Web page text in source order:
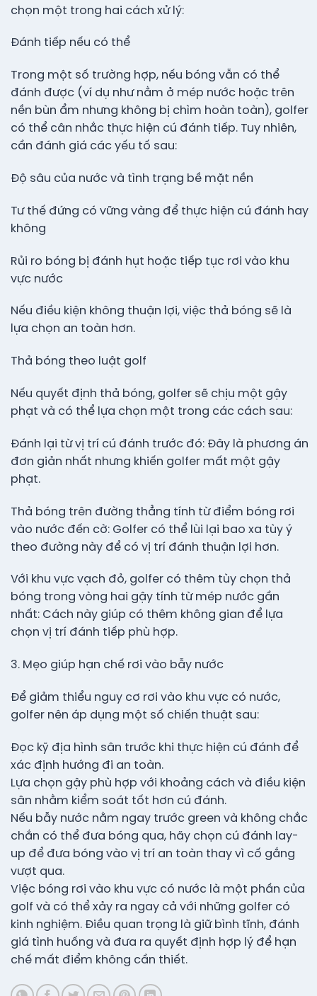
chọn một trong hai cách xử lý:
Đánh tiếp nếu có thể
Trong một số trường hợp, nếu bóng vẫn có thể
đánh được (ví dụ như nằm ở mép nước hoặc trên
nền bùn ẩm nhưng không bị chìm hoàn toàn), golfer
có thể cân nhắc thực hiện cú đánh tiếp. Tuy nhiên,
cần đánh giá các yếu tố sau:
Độ sâu của nước và tình trạng bề mặt nền
Tư thế đứng có vững vàng để thực hiện cú đánh hay
không
Rủi ro bóng bị đánh hụt hoặc tiếp tục rơi vào khu
vực nước
Nếu điều kiện không thuận lợi, việc thả bóng sẽ là
lựa chọn an toàn hơn.
Thả bóng theo luật golf
Nếu quyết định thả bóng, golfer sẽ chịu một gậy
phạt và có thể lựa chọn một trong các cách sau:
Đánh lại từ vị trí cú đánh trước đó: Đây là phương án
đơn giản nhất nhưng khiến golfer mất một gậy
phạt.
Thả bóng trên đường thẳng tính từ điểm bóng rơi
vào nước đến cờ: Golfer có thể lùi lại bao xa tùy ý
theo đường này để có vị trí đánh thuận lợi hơn.
Với khu vực vạch đỏ, golfer có thêm tùy chọn thả
bóng trong vòng hai gậy tính từ mép nước gần
nhất: Cách này giúp có thêm không gian để lựa
chọn vị trí đánh tiếp phù hợp.
3. Mẹo giúp hạn chế rơi vào bẫy nước
Để giảm thiểu nguy cơ rơi vào khu vực có nước,
golfer nên áp dụng một số chiến thuật sau:
Đọc kỹ địa hình sân trước khi thực hiện cú đánh để
xác định hướng đi an toàn.
Lựa chọn gậy phù hợp với khoảng cách và điều kiện
sân nhằm kiểm soát tốt hơn cú đánh.
Nếu bẫy nước nằm ngay trước green và không chắc
chắn có thể đưa bóng qua, hãy chọn cú đánh lay-
up để đưa bóng vào vị trí an toàn thay vì cố gắng
vượt qua.
Việc bóng rơi vào khu vực có nước là một phần của
golf và có thể xảy ra ngay cả với những golfer có
kinh nghiệm. Điều quan trọng là giữ bình tĩnh, đánh
giá tình huống và đưa ra quyết định hợp lý để hạn
chế mất điểm không cần thiết.